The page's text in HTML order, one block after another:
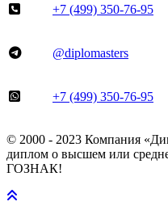
+7 (499) 350-76-95
@diplomasters
+7 (499) 350-76-95
© 2000 - 2023 Компания
диплом о высшем или
ГОЗНАК!